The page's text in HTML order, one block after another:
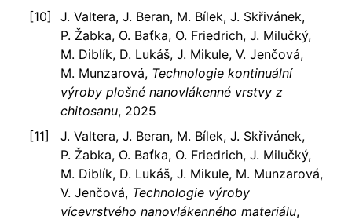
J. Valtera, J. Beran, M. Bílek, J. Skřivánek,
P. Žabka, O. Baťka, O. Friedrich, J. Milučký,
M. Diblík, D. Lukáš, J. Mikule, V. Jenčová,
M. Munzarová, Technologie kontinuální
výroby plošné nanovlákenné vrstvy z
chitosanu, 2025
J. Valtera, J. Beran, M. Bílek, J. Skřivánek,
P. Žabka, O. Baťka, O. Friedrich, J. Milučký,
M. Diblík, D. Lukáš, J. Mikule, M. Munzarová,
V. Jenčová, Technologie výroby
vícevrstvého nanovlákenného materiálu,